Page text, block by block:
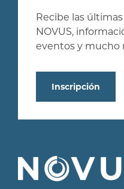
Recibe las
NOVUS,
eventos y mucho
Inscripción